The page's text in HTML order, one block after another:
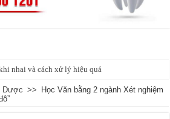
nhai và cách xử lý hiệu quả
Dược >>
Học Văn bằng 2 ngành Xét nghiệm